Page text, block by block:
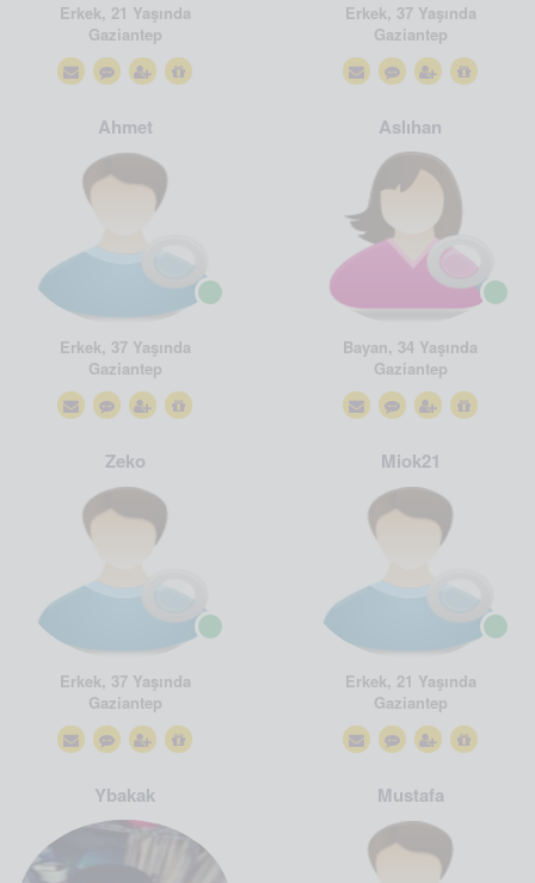
Erkek, 21 Yaşında
Gaziantep
Erkek, 37 Yaşında
Gaziantep
Ahmet
Erkek, 37 Yaşında
Gaziantep
Aslıhan
Bayan, 34 Yaşında
Gaziantep
Zeko
Erkek, 37 Yaşında
Gaziantep
Miok21
Erkek, 21 Yaşında
Gaziantep
Ybakak Mustafa